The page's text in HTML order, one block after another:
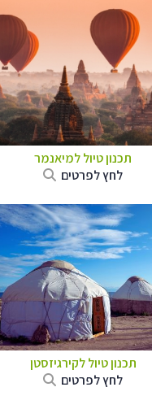
תכנון טיוללמיאנמר
לחץ לפרטים
תכנון טיוללקירגיזסטן
לחץ לפרטים